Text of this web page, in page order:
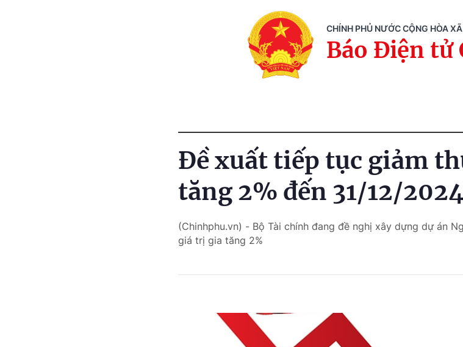
CHÍNH PHỦ NƯỚC CỘNG HÒA
Báo Điện tử
Đề xuất tiếp tục giảm
tăng 2% đến 31/12/2024
(Chinhphu.vn) - Bộ Tài chính đang đề nghị xây dựng dự án
giá trị gia tăng 2%